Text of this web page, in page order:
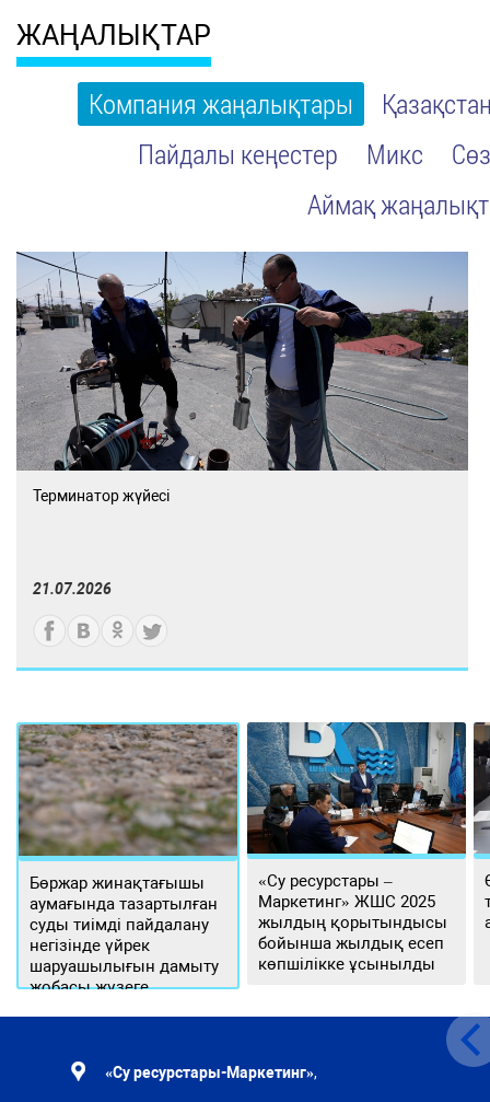
ЖАҢАЛЫҚТАР
Компания жаңалықтары
Пайдалы кеңестер
Микс
Аймақ
Терминатор жүйесі
21.07.2026
Бөржар жинақтағышы
аумағында тазартылған
суды тиімді пайдалану
негізінде үйрек
шаруашылығын дамыту
жобасы жүзеге
«Су ресурстары –
Маркетинг» ЖШС 2025
жылдың қорытындысы
бойынша жылдық есеп
көпшілікке ұсынылды
«Су ресурстары-Маркетинг»,